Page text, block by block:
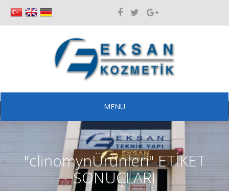
MENÜ
"clinomynÜrünleri" ETİKET
SONUÇLARI